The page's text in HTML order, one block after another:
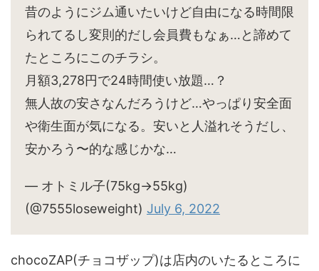
昔のようにジム通いたいけど自由になる時間限
られてるし変則的だし会員費もなぁ…と諦めて
たところにこのチラシ。
月額3,278円で24時間使い放題…？
無人故の安さなんだろうけど…やっぱり安全面
や衛生面が気になる。安いと人溢れそうだし、
安かろう〜的な感じかな…
— オトミル子(75kg→55kg)
(@7555loseweight) July 6, 2022
chocoZAP(チョコザップ)は店内のいたるところに